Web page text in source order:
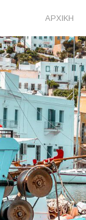
ΑΡΧΙΚΗ